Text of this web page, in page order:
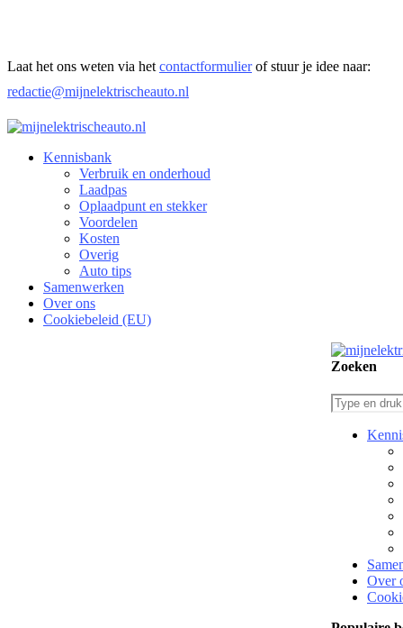
Laat het ons weten via het contactformulierof stuur je idee naar:
redactie@mijnelektrischeauto.nl
Kennisbank
Verbruik en onderhoud​
Laadpas
Oplaadpunt en stekker
Voordelen
Kosten
Overig
Auto tips
Samenwerken
Over ons
Cookiebeleid (EU)
Zoeken
Over